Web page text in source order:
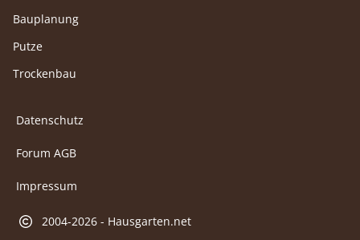
Bauplanung
Putze
Trockenbau
Datenschutz
Forum AGB
Impressum
2004-2026 - Hausgarten.net